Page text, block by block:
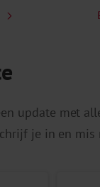
update met
je in en mis